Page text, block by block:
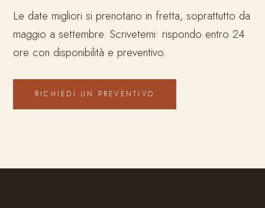
Le date migliori si prenotano in fretta, soprattutto da
maggio a settembre. Scrivetemi: rispondo entro 24
ore con disponibilità e preventivo.
RICHIEDI UN PREVENTIVO